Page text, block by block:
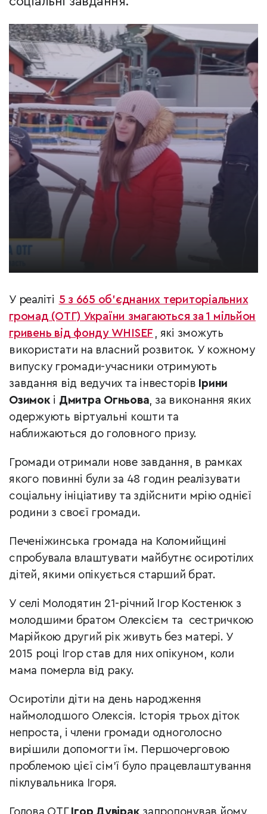
У реаліті 5 з 665 об’єднаних територіальних
громад (ОТГ) України змагаються за 1 мільйон
гривень від фонду WHISEF , які зможуть
використати на власний розвиток. У кожному
випуску громади-учасники отримують
завдання від ведучих та інвесторів Ірини
Озимок і Дмитра Огньова, за виконання яких
одержують віртуальні кошти та
наближаються до головного призу.
Громади отримали нове завдання, в рамках
якого повинні були за 48 годин реалізувати
соціальну ініціативу та здійснити мрію однієї
родини з своєї громади.
Печеніжинська громада на Коломийщині
спробувала влаштувати майбутнє осиротілих
дітей, якими опікується старший брат.
У селі Молодятин 21-річний Ігор Костенюк з
молодшими братом Олексієм та сестричкою
Марійкою другий рік живуть без матері. У
2015 році Ігор став для них опікуном, коли
мама померла від раку.
Осиротіли діти на день народження
наймолодшого Олексія. Історія трьох діток
непроста, і члени громади одноголосно
вирішили допомогти їм. Першочерговою
проблемою цієї сім’ї було працевлаштування
піклувальника Ігоря.